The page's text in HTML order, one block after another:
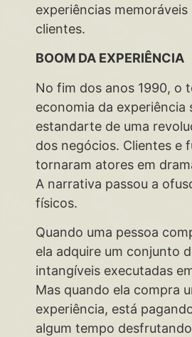
experiências
clientes.
BOOM DA EXPERIÊNCIA
No fim dos anos 1990, o
economia da experiência
estandarte de uma
dos negócios. Clientes e
tornaram atores em
A narrativa passou a
físicos.
Quando uma pessoa
ela adquire um conjunto
intangíveis executadas
Mas quando ela compra
experiência, está
algum tempo